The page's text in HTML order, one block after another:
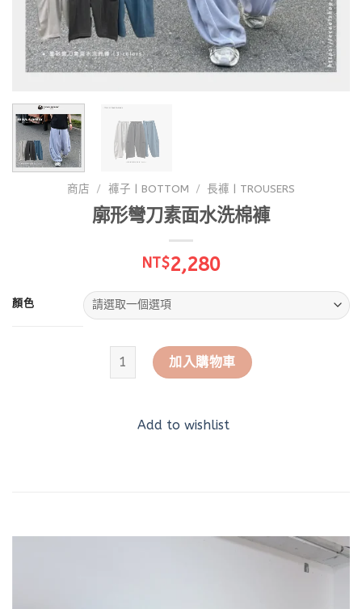
商店 / 褲子 | BOTTOM / 長褲 | TROUSERS
廓形彎刀素面水洗棉褲
NT$2,280
顏色
廓形彎刀素面水洗棉褲 數量
加入購物車
Add to wishlist